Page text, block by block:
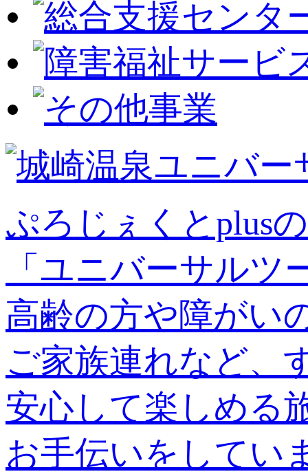
ぷろじぇくとplusの
「ユニバーサルツ
高齢の方や障がい
ご家族連れなど、
安心して楽しめる
お手伝いをしてい